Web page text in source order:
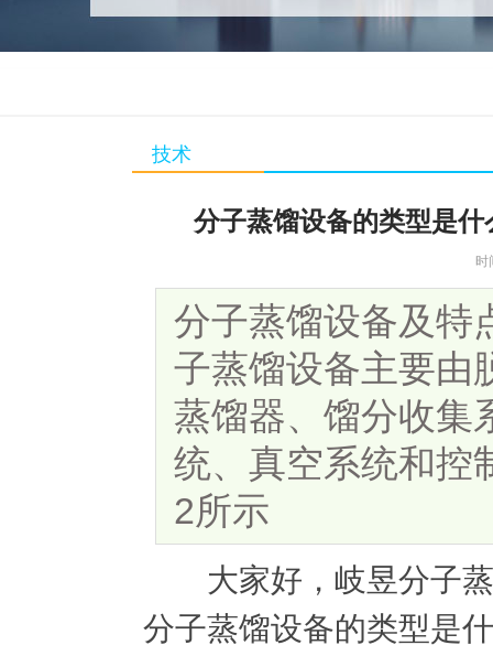
技术
分子蒸馏设备的类型是
时
分子蒸馏设备及特
子蒸馏设备主要由
蒸馏器、馏分收集
统、真空系统和控
2所示
大家好，岐昱分子蒸
分子蒸馏设备的类型是